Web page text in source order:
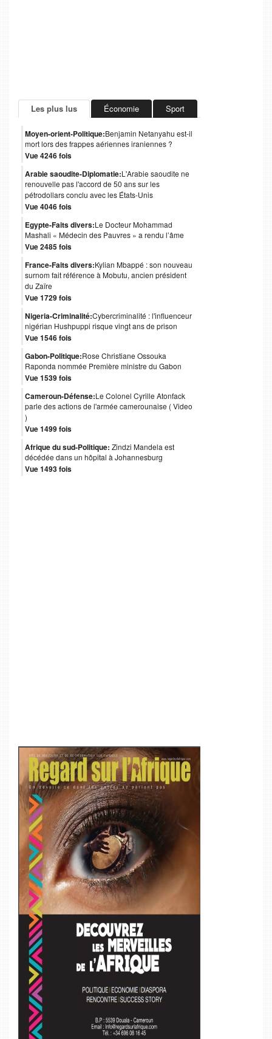
Les plus lus Économie Sport
Moyen-orient-Politique:Benjamin Netanyahu est-il
mort lors des frappes aériennes iraniennes ?
Vue 4246 fois
Arabie saoudite-Diplomatie:L'Arabie saoudite ne
renouvelle pas l'accord de 50 ans sur les
pétrodollars conclu avec les États-Unis
Vue 4046 fois
Egypte-Faits divers:Le Docteur Mohammad
Mashali « Médecin des Pauvres » a rendu l’âme
Vue 2485 fois
France-Faits divers:Kylian Mbappé : son nouveau
surnom fait référence à Mobutu, ancien président
du Zaïre
Vue 1729 fois
Nigeria-Criminalité:Cybercriminalité : l'influenceur
nigérian Hushpuppi risque vingt ans de prison
Vue 1546 fois
Gabon-Politique:Rose Christiane Ossouka
Raponda nommée Première ministre du Gabon
Vue 1539 fois
Cameroun-Défense:Le Colonel Cyrille Atonfack
parle des actions de l'armée camerounaise ( Video
)
Vue 1499 fois
Afrique du sud-Politique: Zindzi Mandela est
décédée dans un hôpital à Johannesburg
Vue 1493 fois